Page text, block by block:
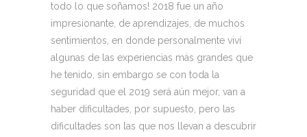
todo lo que soñamos! 2018 fue un año
impresionante, de aprendizajes, de muchos
sentimientos, en donde personalmente viví
algunas de las experiencias más grandes que
he tenido, sin embargo se con toda la
seguridad que el 2019 será aún mejor, van a
haber dificultades, por supuesto, pero las
dificultades son las que nos llevan a descubrir